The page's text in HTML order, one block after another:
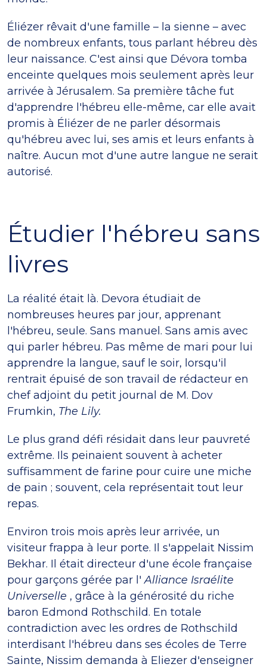
Éliézer rêvait d'une famille – la sienne – avec
de nombreux enfants, tous parlant hébreu dès
leur naissance. C'est ainsi que Dévora tomba
enceinte quelques mois seulement après leur
arrivée à Jérusalem. Sa première tâche fut
d'apprendre l'hébreu elle-même, car elle avait
promis à Éliézer de ne parler désormais
qu'hébreu avec lui, ses amis et leurs enfants à
naître. Aucun mot d'une autre langue ne serait
autorisé.
Étudier l'hébreu sans
livres
La réalité était là. Devora étudiait de
nombreuses heures par jour, apprenant
l'hébreu, seule. Sans manuel. Sans amis avec
qui parler hébreu. Pas même de mari pour lui
apprendre la langue, sauf le soir, lorsqu'il
rentrait épuisé de son travail de rédacteur en
chef adjoint du petit journal de M. Dov
Frumkin, The Lily.
Le plus grand défi résidait dans leur pauvreté
extrême. Ils peinaient souvent à acheter
suffisamment de farine pour cuire une miche
de pain ; souvent, cela représentait tout leur
repas.
Environ trois mois après leur arrivée, un
visiteur frappa à leur porte. Il s'appelait Nissim
Bekhar. Il était directeur d'une école française
pour garçons gérée par l'Alliance Israélite
Universelle , grâce à la générosité du riche
baron Edmond Rothschild. En totale
contradiction avec les ordres de Rothschild
interdisant l'hébreu dans ses écoles de Terre
Sainte, Nissim demanda à Eliezer d'enseigner